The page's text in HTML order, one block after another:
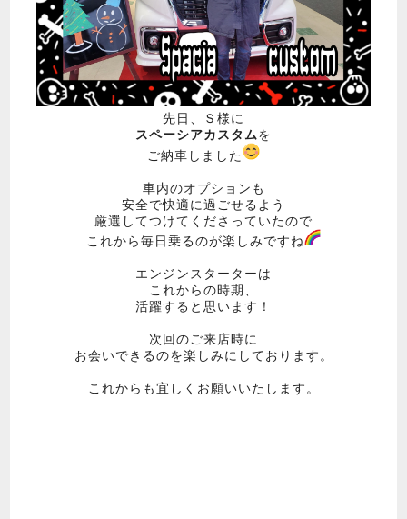
先日、Ｓ様に
スペーシアカスタムを
ご納車しました
車内のオプションも
安全で快適に過ごせるよう
厳選してつけてくださっていたので
これから毎日乗るのが楽しみですね
エンジンスターターは
これからの時期、
活躍すると思います！
次回のご来店時に
お会いできるのを楽しみにしております。
これからも宜しくお願いいたします。